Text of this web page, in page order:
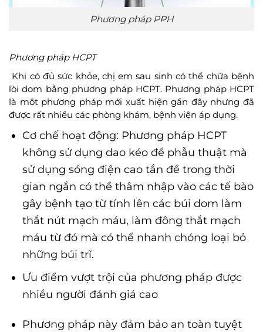
Phương pháp PPH
Phương pháp HCPT
Khi có đủ sức khỏe, chị em sau sinh có thể chữa bệnh
lòi dom bằng phương pháp HCPT. Phương pháp HCPT
là một phương pháp mới xuất hiện gần đây nhưng đã
được rất nhiều các phòng khám, bệnh viện áp dụng.
Cơ chế hoạt động: Phương pháp HCPT
không sử dụng dao kéo để phẫu thuật mà
sử dụng sóng điện cao tần để trong thời
gian ngắn có thể thâm nhập vào các tế bào
gây bệnh tạo từ tính lên các búi dom làm
thắt nút mạch máu, làm đông thắt mạch
máu từ đó mà có thể nhanh chóng loại bỏ
những búi trĩ.
Ưu điểm vượt trội của phương pháp được
nhiều người đánh giá cao
Phương pháp này đảm bảo an toàn tuyệt